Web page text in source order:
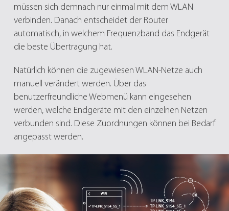
müssen sich demnach nur einmal mit dem WLAN
verbinden. Danach entscheidet der Router
automatisch, in welchem Frequenzband das Endgerät
die beste Übertragung hat.
Natürlich können die zugewiesen WLAN-Netze auch
manuell verändert werden. Über das
benutzerfreundliche Webmenü kann eingesehen
werden, welche Endgeräte mit den einzelnen Netzen
verbunden sind. Diese Zuordnungen können bei Bedarf
angepasst werden.